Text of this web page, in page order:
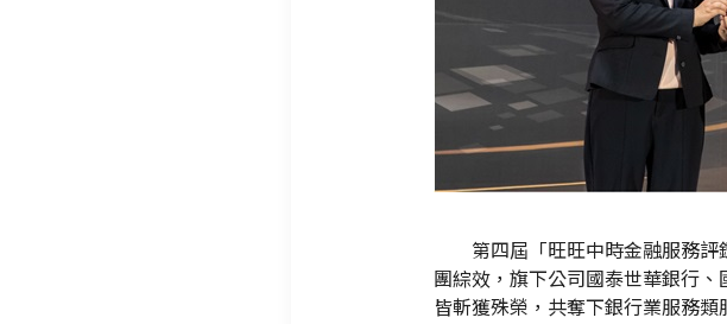
第四屆「旺旺中時金融服務
團綜效，旗下公司國泰世華銀行
皆斬獲殊榮，共奪下銀行業服務